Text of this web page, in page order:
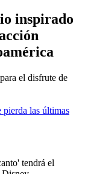
inspirado
el disfrute de
las últimas
tendrá el